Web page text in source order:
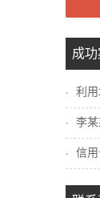
成功
利
李
信用